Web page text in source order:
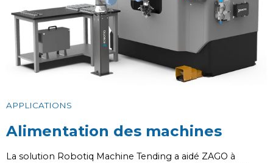
APPLICATIONS
Alimentation des machines
La solution Robotiq Machine Tending a aidé ZAGO à